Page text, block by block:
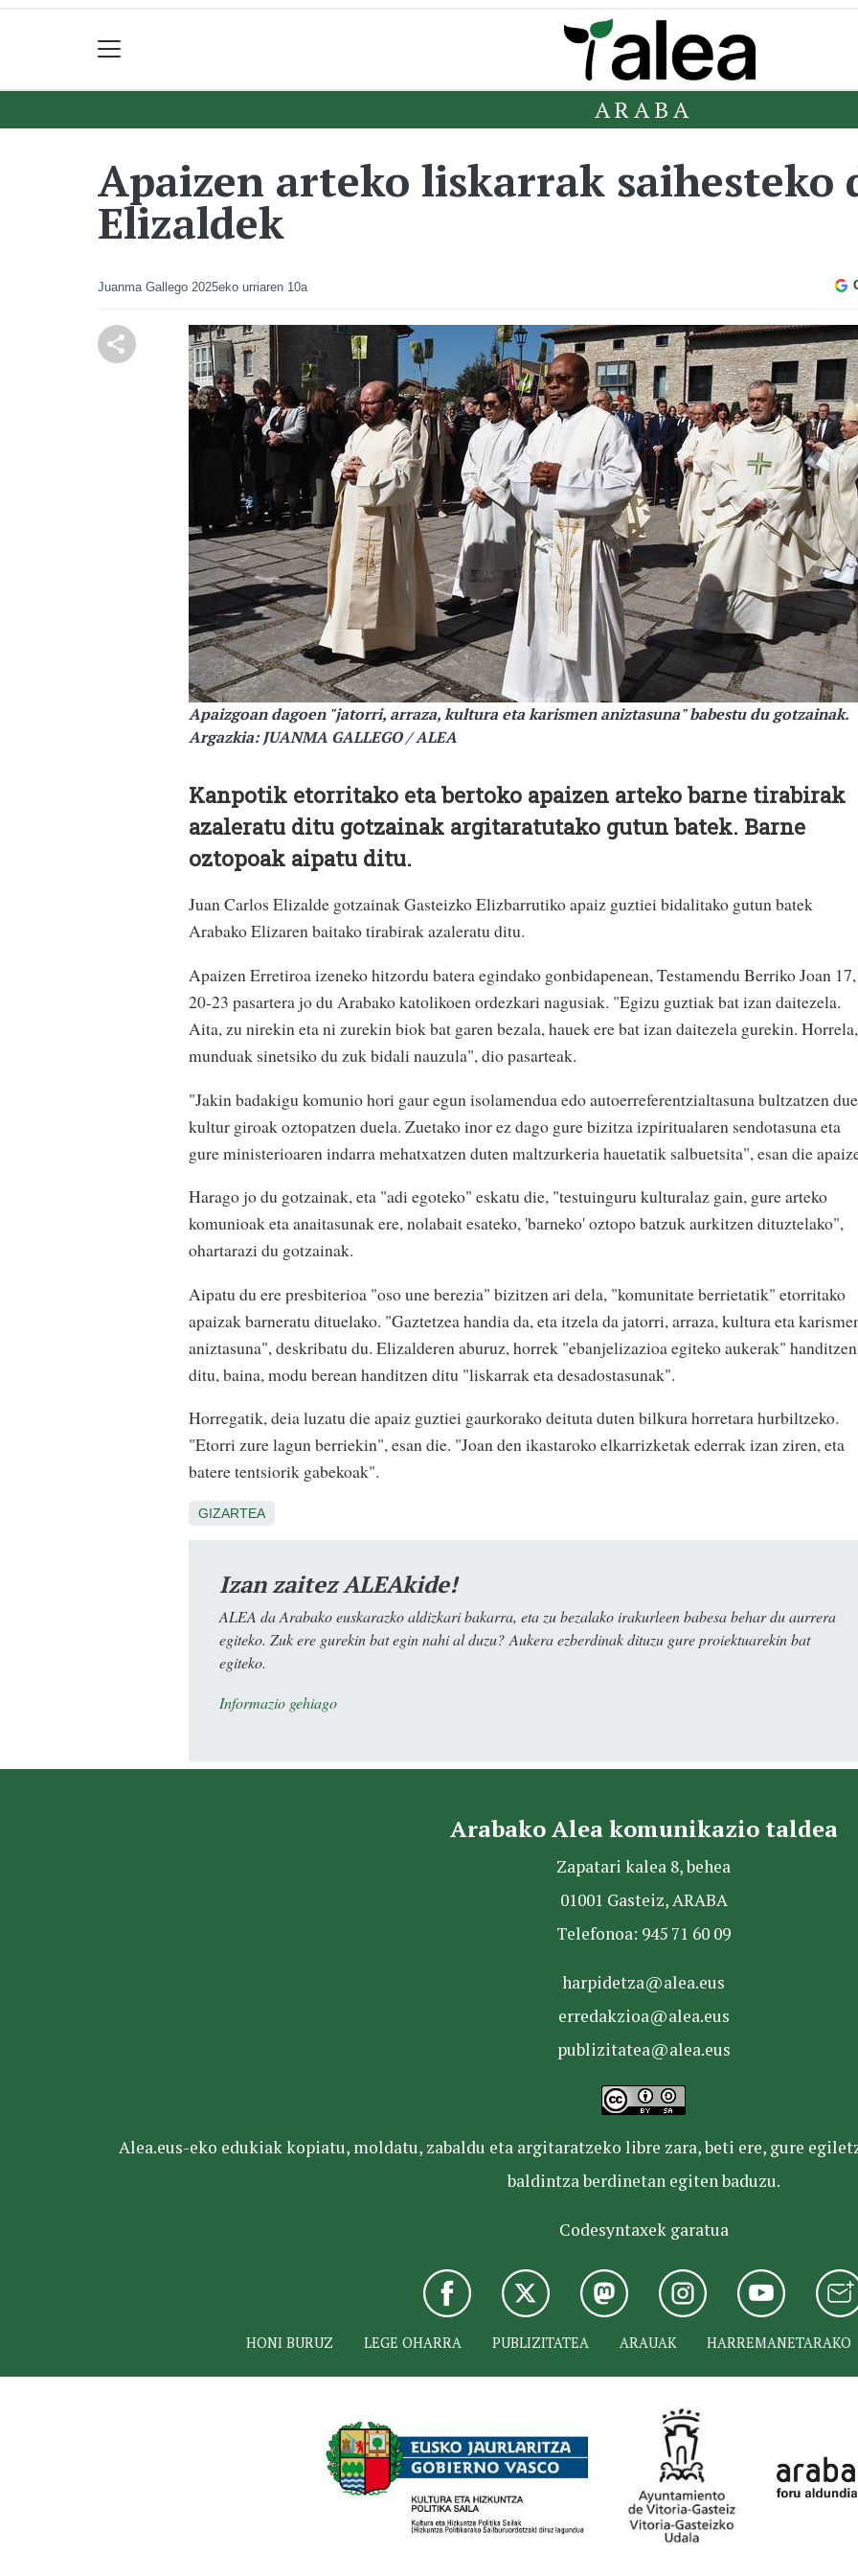
ARABA
Apaizen arteko liskarrak saihesteko
Elizaldek
Juanma Gallego 2025eko urriaren 10a
Apaizgoan dagoen "jatorri, arraza, kultura eta karismen aniztasuna" babestu du gotzainak.
Argazkia: JUANMA GALLEGO / ALEA
Kanpotik etorritako eta bertoko apaizen arteko barne tirabirak
azaleratu ditu gotzainak argitaratutako gutun batek. Barne
oztopoak aipatu ditu.
Juan Carlos Elizalde gotzainak Gasteizko Elizbarrutiko apaiz guztiei bidalitako gutun batek
Arabako Elizaren baitako tirabirak azaleratu ditu.
Apaizen Erretiroa izeneko hitzordu batera egindako gonbidapenean, Testamendu Berriko Joan 17,
20-23 pasartera jo du Arabako katolikoen ordezkari nagusiak. "Egizu guztiak bat izan daitezela.
Aita, zu nirekin eta ni zurekin biok bat garen bezala, hauek ere bat izan daitezela gurekin. Horrela,
munduak sinetsiko du zuk bidali nauzula", dio pasarteak.
"Jakin badakigu komunio hori gaur egun isolamendua edo autoerreferentzialtasuna bultzatzen
kultur giroak oztopatzen duela. Zuetako inor ez dago gure bizitza izpiritualaren sendotasuna eta
gure ministerioaren indarra mehatxatzen duten maltzurkeria hauetatik salbuetsita", esan die
Harago jo du gotzainak, eta "adi egoteko" eskatu die, "testuinguru kulturalaz gain, gure arteko
komunioak eta anaitasunak ere, nolabait esateko, 'barneko' oztopo batzuk aurkitzen dituztelako",
ohartarazi du gotzainak.
Aipatu du ere presbiterioa "oso une berezia" bizitzen ari dela, "komunitate berrietatik" etorritako
apaizak barneratu dituelako. "Gaztetzea handia da, eta itzela da jatorri, arraza, kultura eta
aniztasuna", deskribatu du. Elizalderen aburuz, horrek "ebanjelizazioa egiteko aukerak" handitzen
ditu, baina, modu berean handitzen ditu "liskarrak eta desadostasunak".
Horregatik, deia luzatu die apaiz guztiei gaurkorako deituta duten bilkura horretara hurbiltzeko.
"Etorri zure lagun berriekin", esan die. "Joan den ikastaroko elkarrizketak ederrak izan ziren, eta
batere tentsiorik gabekoak".
GIZARTEA
Izan zaitez ALEAkide!
ALEA da Arabako euskarazko aldizkari bakarra, eta zu bezalako irakurleen babesa behar du aurrera
egiteko. Zuk ere gurekin bat egin nahi al duzu? Aukera ezberdinak dituzu gure proiektuarekin bat
egiteko.
Informazio gehiago
Arabako Alea komunikazio taldea
Zapatari kalea 8, behea
01001 Gasteiz, ARABA
Telefonoa: 945 71 60 09
harpidetza@alea.eus
erredakzioa@alea.eus
publizitatea@alea.eus
Alea.eus-eko edukiak kopiatu, moldatu, zabaldu eta argitaratzeko libre zara, beti ere, gure
baldintza berdinetan egiten baduzu.
Codesyntaxek garatua
HONI BURUZ LEGE OHARRA PUBLIZITATEA ARAUAK HARREMANETARAKO